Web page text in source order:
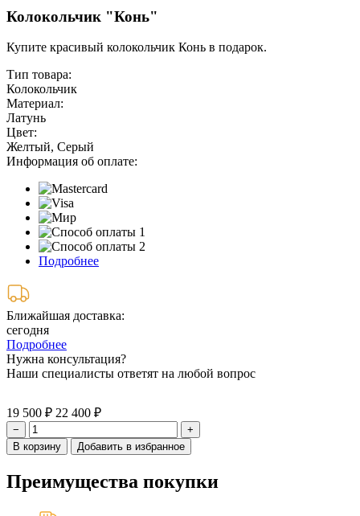
Колокольчик "Конь"
Купите красивый колокольчик Конь в подарок.
Тип товара:
Колокольчик
Материал:
Латунь
Цвет:
Желтый, Серый
Информация об оплате:
Подробнее
Ближайшая доставка:
сегодня
Подробнее
Нужна консультация?
Наши специалисты ответят на любой вопрос
19 500 ₽ 22 400 ₽
−
+
В корзину
Добавить в избранное
Преимущества покупки